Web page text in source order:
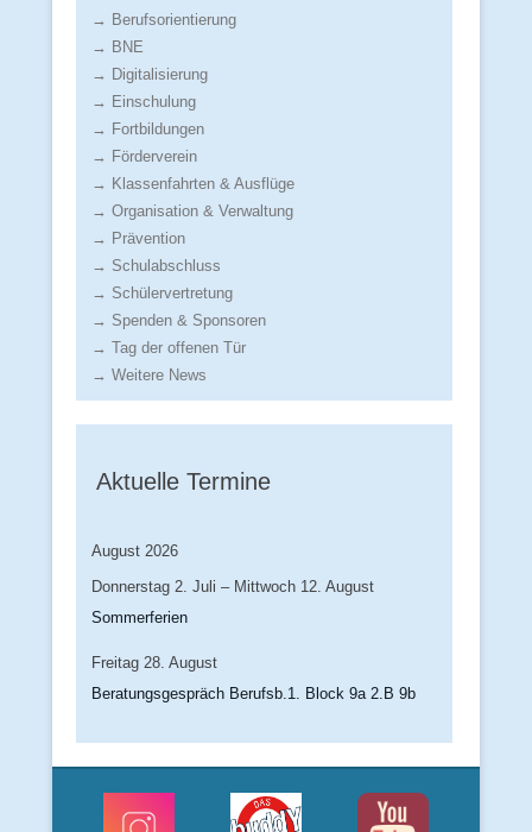
→ Berufsorientierung
→ BNE
→ Digitalisierung
→ Einschulung
→ Fortbildungen
→ Förderverein
→ Klassenfahrten & Ausflüge
→ Organisation & Verwaltung
→ Prävention
→ Schulabschluss
→ Schülervertretung
→ Spenden & Sponsoren
→ Tag der offenen Tür
→ Weitere News
Aktuelle Termine
August 2026
Donnerstag 2. Juli – Mittwoch 12. August
Sommerferien
Freitag 28. August
Beratungsgespräch Berufsb.1. Block 9a 2.B 9b